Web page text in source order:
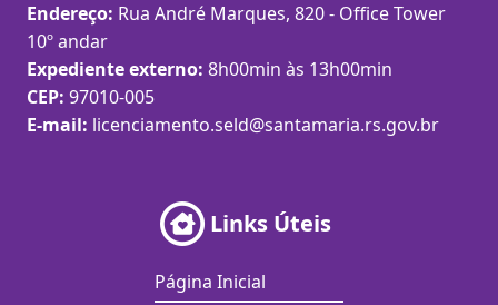
Endereço: Rua André Marques, 820 - Office Tower
10º andar
Expediente externo: 8h00min às 13h00min
CEP: 97010-005
E-mail: licenciamento.seld@santamaria.rs.gov.br
Links Úteis
Página Inicial